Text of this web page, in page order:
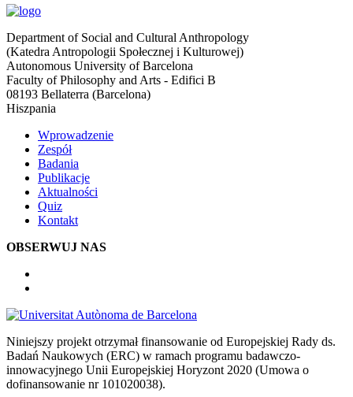
Department of Social and Cultural Anthropology
(Katedra Antropologii Społecznej i Kulturowej)
Autonomous University of Barcelona
Faculty of Philosophy and Arts - Edifici B
08193 Bellaterra (Barcelona)
Hiszpania
Wprowadzenie
Zespół
Badania
Publikacje
Aktualności
Quiz
Kontakt
OBSERWUJ NAS
Niniejszy projekt otrzymał finansowanie od Europejskiej Rady ds.
Badań Naukowych (ERC) w ramach programu badawczo-
innowacyjnego Unii Europejskiej Horyzont 2020 (Umowa o
dofinansowanie nr 101020038).